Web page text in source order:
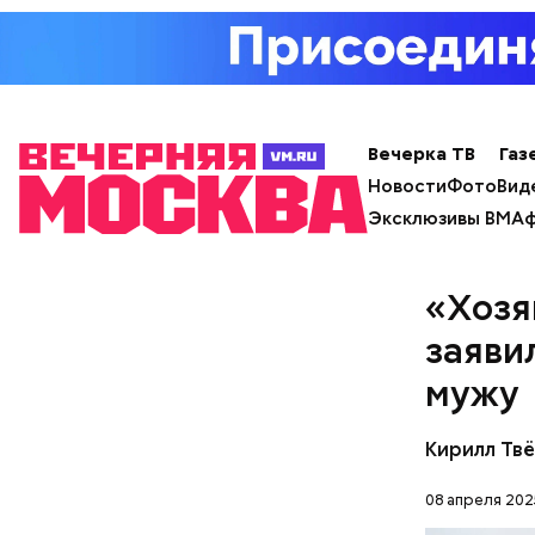
Вечерка ТВ
НовостиФото
Эксклюзивы ВМ
мужу
Кирилл
08 апреля
Вовсю